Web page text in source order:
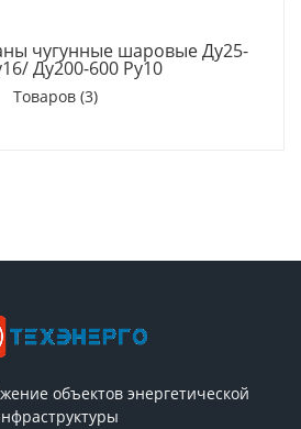
чугунные шаровые Ду25-
Ду200-600 Ру10
Товаров (3)
объектов энергетической